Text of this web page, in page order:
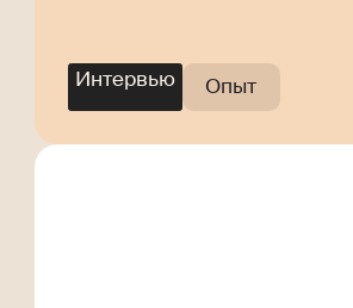
Интервью Опыт